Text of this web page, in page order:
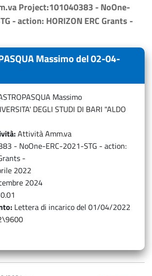
Project:101040383 - NoOne-
- action: HORIZON ERC Grants -
Massimo del 02-04-
Massimo
DEGLI STUDI DI BARI "ALDO
Attività Amm.va
- NoOne-ERC-2021-STG - action:
-
2022
2024
Lettera di incarico del 01/04/2022